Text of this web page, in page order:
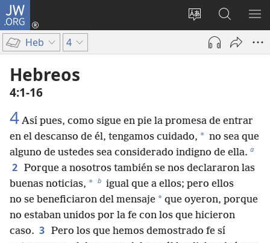
JW.ORG
Cambiar
idioma
del sitio
Iniciar
sesión
en
jw.org
Heb 4
Hebreos
4:1-16
4 Así pues, como sigue en pie la promesa de entrar
en el descanso de él, tengamos cuidado, * no sea que
alguno de ustedes sea considerado indigno de ella. a
2 Porque a nosotros también se nos declararon las
buenas noticias, * b igual que a ellos; pero ellos
no se beneficiaron del mensaje * que oyeron, porque
no estaban unidos por la fe con los que hicieron
caso. 3 Pero los que hemos demostrado fe sí